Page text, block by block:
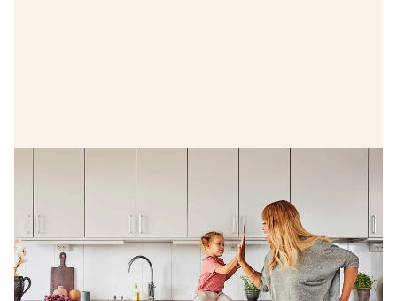
Erbjudande
Köp nu, sälj sedan -pengarna
tillbaka om du inte lyckas sälja din
gamla bostad